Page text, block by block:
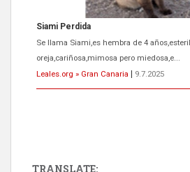
Siami Perdida
Se llama Siami,es hembra de 4
oreja,cariñosa,mimosa pero miedosa,e...
Leales.org » Gran Canaria
9.7.2025
TRANSLATE: